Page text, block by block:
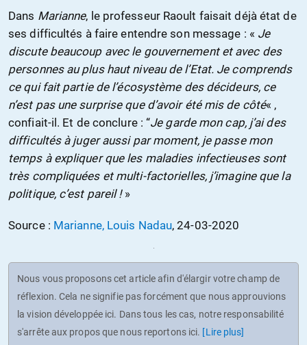
Dans Marianne, le professeur Raoult faisait déjà état de
ses difficultés à faire entendre son message : « Je
discute beaucoup avec le gouvernement et avec des
personnes au plus haut niveau de l’Etat. Je comprends
ce qui fait partie de l’écosystème des décideurs, ce
n’est pas une surprise que d’avoir été mis de côté« ,
confiait-il. Et de conclure : “Je garde mon cap, j’ai des
difficultés à juger aussi par moment, je passe mon
temps à expliquer que les maladies infectieuses sont
très compliquées et multi-factorielles, j’imagine que la
politique, c’est pareil !»
Source : Marianne, Louis Nadau, 24-03-2020
Nous vous proposons cet article afin d'élargir votre champ de
réflexion. Cela ne signifie pas forcément que nous approuvions
la vision développée ici. Dans tous les cas, notre responsabilité
s'arrête aux propos que nous reportons ici. [Lire plus]